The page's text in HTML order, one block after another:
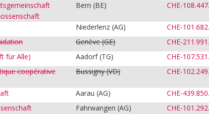
Bern (BE) CHE-
Niederlenz (AG)
CHE-
Genève(GE)
CHE-
für Alle)
Aadorf (TG)
CHE-
coopérative
Bussigny(VD) CHE-
Aarau (AG)
CHE-
Fahrwangen (AG)
CHE-